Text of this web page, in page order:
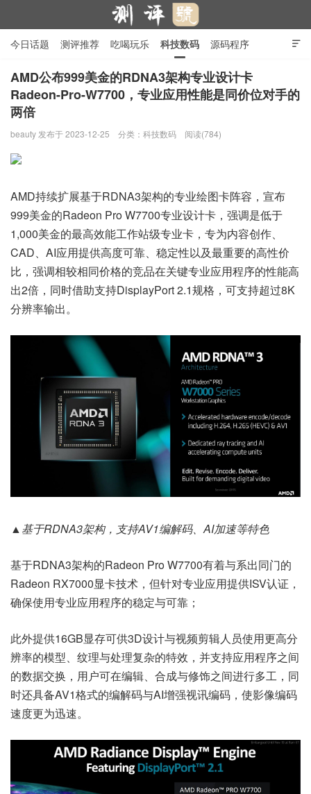

今日话题 测评推荐 吃喝玩乐 科技数码 源码程序
行业产品 在线投稿 隐私政策
AMD公布999美金的RDNA3架构专业设计卡
Radeon-Pro-W7700，专业应用性能是同价位对手的
两倍
beauty 发布于 2023-12-25 分类： 科技数码 阅读(784)
AMD持续扩展基于RDNA3架构的专业绘图卡阵容，宣布
999美金的Radeon Pro W7700专业设计卡，强调是低于
1,000美金的最高效能工作站级专业卡，专为内容创作、
CAD、AI应用提供高度可靠、稳定性以及最重要的高性价
比，强调相较相同价格的竞品在关键专业应用程序的性能高
出2倍，同时借助支持DisplayPort 2.1规格，可支持超过8K
分辨率输出。
▲基于RDNA3架构，支持AV1编解码、AI加速等特色
基于RDNA3架构的Radeon Pro W7700有着与系出同门的
Radeon RX7000显卡技术，但针对专业应用提供ISV认证，
确保使用专业应用程序的稳定与可靠；
此外提供16GB显存可供3D设计与视频剪辑人员使用更高分
辨率的模型、纹理与处理复杂的特效，并支持应用程序之间
的数据交换，用户可在编辑、合成与修饰之间进行多工，同
时还具备AV1格式的编解码与AI增强视讯编码，使影像编码
速度更为迅速。